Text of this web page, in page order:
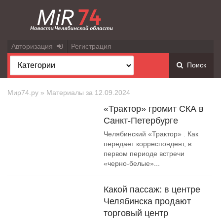
Авторизация Регистрация
Поиск
Мир74.ру » Материалы за 12.09.2024
«Трактор» громит СКА в
Санкт-Петербурге
Челябинский «Трактор» . Как
передает корреспондент, в
первом периоде встречи
«черно-белые»...
Какой пассаж: в центре
Челябинска продают
торговый центр